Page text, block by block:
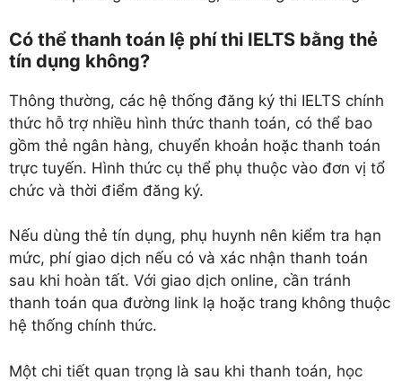
Có thể thanh toán lệ phí thi IELTS bằng thẻ
tín dụng không?
Thông thường, các hệ thống đăng ký thi IELTS chính
thức hỗ trợ nhiều hình thức thanh toán, có thể bao
gồm thẻ ngân hàng, chuyển khoản hoặc thanh toán
trực tuyến. Hình thức cụ thể phụ thuộc vào đơn vị tổ
chức và thời điểm đăng ký.
Nếu dùng thẻ tín dụng, phụ huynh nên kiểm tra hạn
mức, phí giao dịch nếu có và xác nhận thanh toán
sau khi hoàn tất. Với giao dịch online, cần tránh
thanh toán qua đường link lạ hoặc trang không thuộc
hệ thống chính thức.
Một chi tiết quan trọng là sau khi thanh toán, học